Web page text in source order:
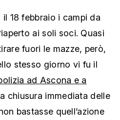
18 febbraio i campi da
ai soli soci. Quasi
fuori le mazze, però,
stesso giorno vi fu il
ad Ascona e a
chiusura immediata delle
bastasse quell’azione